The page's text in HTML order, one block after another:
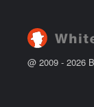
u
@ 2009 - 2026